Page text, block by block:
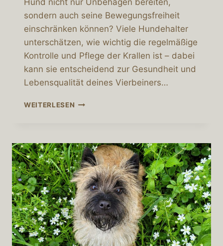
Hund nicht nur Unbehagen bereiten,
sondern auch seine Bewegungsfreiheit
einschränken können? Viele Hundehalter
unterschätzen, wie wichtig die regelmäßige
Kontrolle und Pflege der Krallen ist – dabei
kann sie entscheidend zur Gesundheit und
Lebensqualität deines Vierbeiners…
WEITERLESEN WARUM
HUNDEN
SO
WICHTIG
IST